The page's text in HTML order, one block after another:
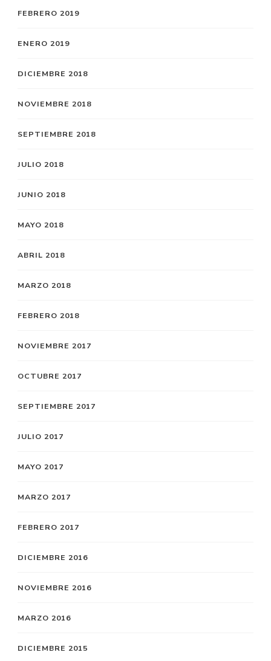
FEBRERO 2019
ENERO 2019
DICIEMBRE 2018
NOVIEMBRE 2018
SEPTIEMBRE 2018
JULIO 2018
JUNIO 2018
MAYO 2018
ABRIL 2018
MARZO 2018
FEBRERO 2018
NOVIEMBRE 2017
OCTUBRE 2017
SEPTIEMBRE 2017
JULIO 2017
MAYO 2017
MARZO 2017
FEBRERO 2017
DICIEMBRE 2016
NOVIEMBRE 2016
MARZO 2016
DICIEMBRE 2015